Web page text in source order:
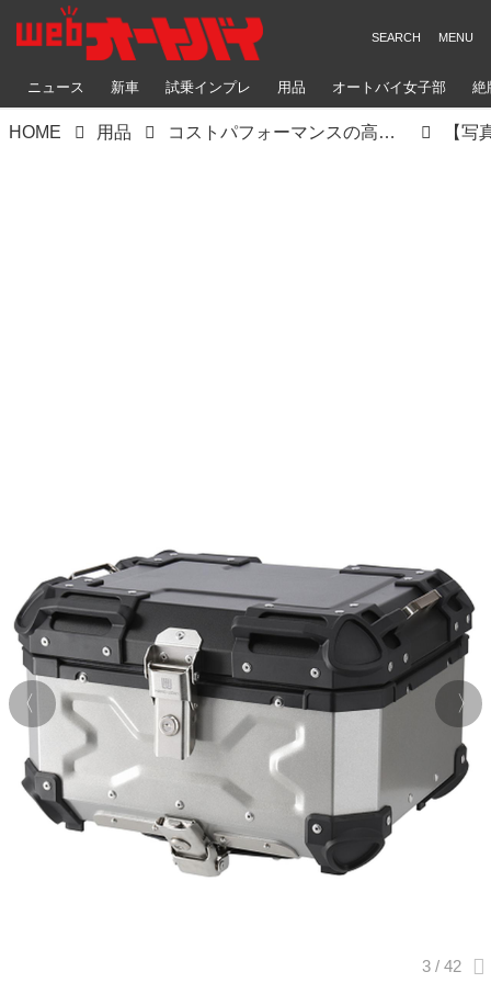
ニュース 新車 試乗インプレ 用品 オートバイ女子部 絶
HOME 用品 コストパフォーマンスの高いアルミケースがライズから登場！ 新ブランド「ハードワークス」の5製品を紹介